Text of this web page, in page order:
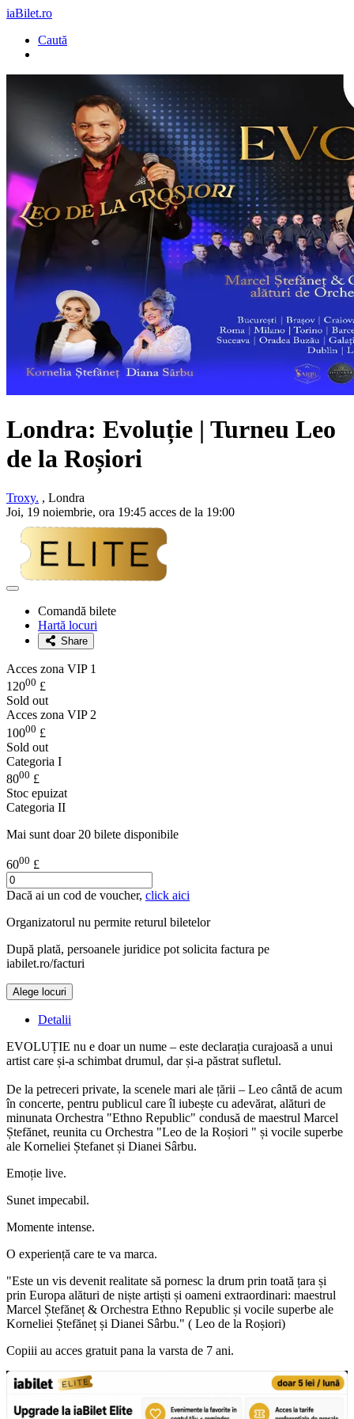
iaBilet.ro
Caută
Londra: Evoluție | Turneu Leo
de la Roșiori
Troxy. , Londra
Joi, 19 noiembrie, ora 19:45 acces de la 19:00
Adaugă
favoriteComandă bilete
Hartă locuri
Share
Acces zona VIP 1
12000 £
Sold out
Acces zona VIP 2
10000 £
Sold out
Categoria I
8000 £
Stoc epuizat
Categoria II
Mai sunt doar 20 bilete disponibile
6000 £
Dacă ai un cod de voucher, click aici
Organizatorul nu permite returul biletelor
După plată, persoanele juridice pot solicita factura pe
iabilet.ro/facturi
Alege locuri
Detalii
EVOLUȚIE nu e doar un nume – este declarația curajoasă a unui
artist care și-a schimbat drumul, dar și-a păstrat sufletul.
De la petreceri private, la scenele mari ale țării – Leo cântă de acum
în concerte, pentru publicul care îl iubește cu adevărat, alături de
minunata Orchestra "Ethno Republic" condusă de maestrul Marcel
Ștefănet, reunita cu Orchestra "Leo de la Roșiori " și vocile superbe
ale Korneliei Ștefanet și Dianei Sârbu.
Emoție live.
Sunet impecabil.
Momente intense.
O experiență care te va marca.
"Este un vis devenit realitate să pornesc la drum prin toată țara și
prin Europa alături de niște artiști și oameni extraordinari: maestrul
Marcel Ștefăneț & Orchestra Ethno Republic și vocile superbe ale
Korneliei Ștefăneț și Dianei Sârbu." ( Leo de la Roșiori)
Copiii au acces gratuit pana la varsta de 7 ani.